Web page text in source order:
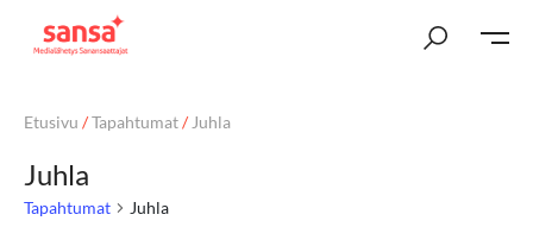
Etusivu /Tapahtumat/ Juhla
Juhla
Tapahtumat Juhla